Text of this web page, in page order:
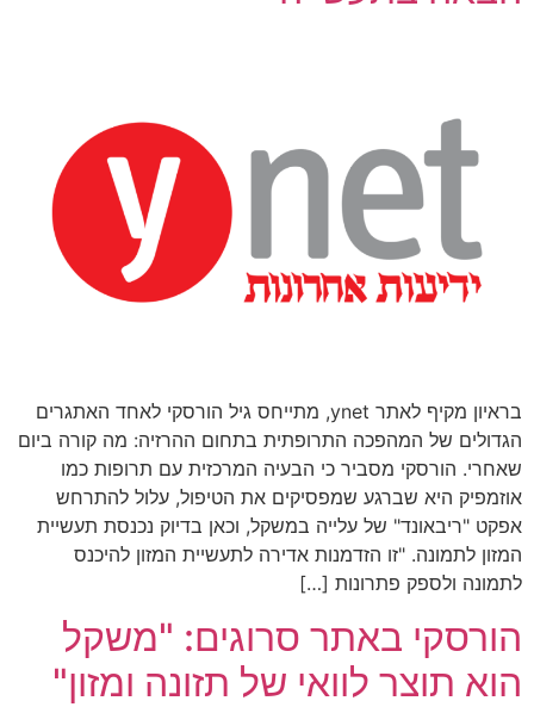
בראיון מקיף לאתר ynet, מתייחס גיל הורסקי לאחד האתגרים
הגדולים של המהפכה התרופתית בתחום ההרזיה: מה קורה ביום
שאחרי. הורסקי מסביר כי הבעיה המרכזית עם תרופות כמו
אוזמפיק היא שברגע שמפסיקים את הטיפול, עלול להתרחש
אפקט "ריבאונד" של עלייה במשקל, וכאן בדיוק נכנסת תעשיית
המזון לתמונה. "זו הזדמנות אדירה לתעשיית המזון להיכנס
לתמונה ולספק פתרונות […]
הורסקי באתר סרוגים: "משקל
הוא תוצר לוואי של תזונה ומזון"